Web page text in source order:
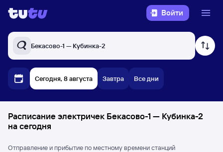
Войти
Бекасово-1 — Кубинка-2
Сегодня, 8 августа Завтра Все дни
Расписание электричек Бекасово-1 — Кубинка-2
на сегодня
Отправление и прибытие по местному времени станций